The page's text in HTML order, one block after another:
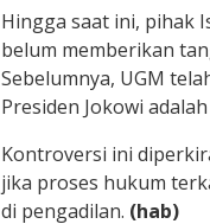
Hingga saat ini, pihak
belum memberikan
Sebelumnya, UGM
Presiden Jokowi
Kontroversi ini
jika proses hukum
di pengadilan. (hab)